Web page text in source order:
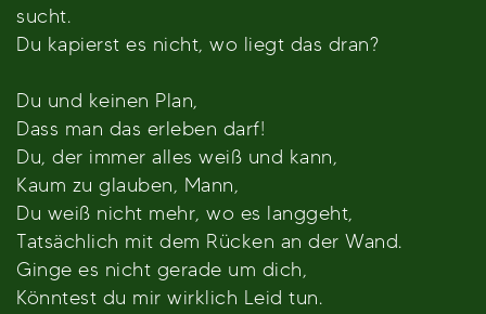
sucht.
Du kapierst es nicht, wo liegt das dran?
Du und keinen Plan,
Dass man das erleben darf!
Du, der immer alles weiß und kann,
Kaum zu glauben, Mann,
Du weiß nicht mehr, wo es langgeht,
Tatsächlich mit dem Rücken an der Wand.
Ginge es nicht gerade um dich,
Könntest du mir wirklich Leid tun.